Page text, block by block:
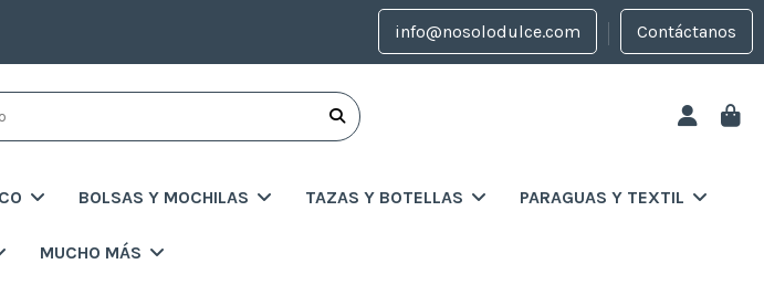
info@nosolodulce.com Contáctanos
BOLSAS Y MOCHILAS TAZAS Y BOTELLAS PARAGUAS Y TEXTIL
MUCHO MÁS